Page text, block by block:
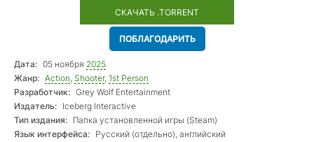
СКАЧАТЬ .TORRENT
ПОБЛАГОДАРИТЬ
Дата: 05 ноября 2025
Жанр: Action, Shooter, 1st Person
Разработчик: Grey Wolf Entertainment
Издатель: Iceberg Interactive
Тип издания: Папка установленной игры (Steam)
Язык интерфейса: Русский (отдельно), английский